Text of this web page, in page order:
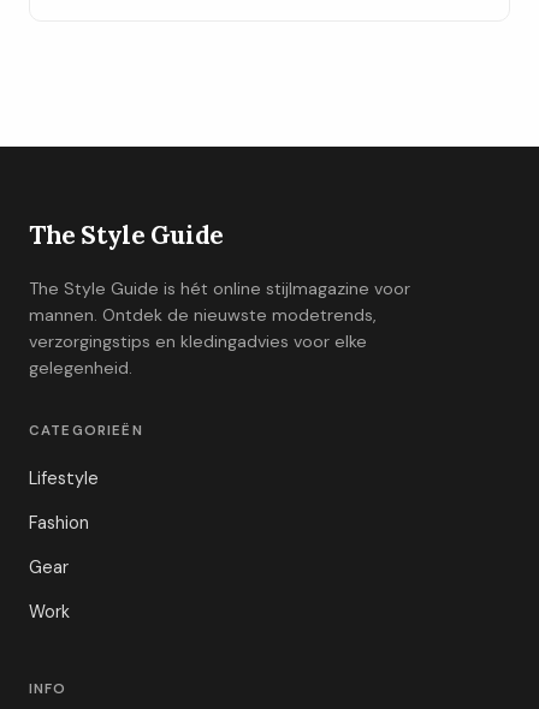
The Style Guide
The Style Guide is hét online stijlmagazine voor
mannen. Ontdek de nieuwste modetrends,
verzorgingstips en kledingadvies voor elke
gelegenheid.
CATEGORIEËN
Lifestyle
Fashion
Gear
Work
INFO